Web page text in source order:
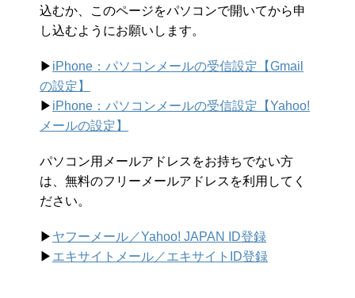
込むか、このページをパソコンで開いてから申
し込むようにお願いします。
▶︎ iPhone：パソコンメールの受信設定【Gmail
の設定】
▶︎ iPhone：パソコンメールの受信設定【Yahoo!
メールの設定】
パソコン用メールアドレスをお持ちでない方
は、無料のフリーメールアドレスを利用してく
ださい。
▶︎ ヤフーメール／Yahoo! JAPAN ID登録
▶︎ エキサイトメール／エキサイトID登録